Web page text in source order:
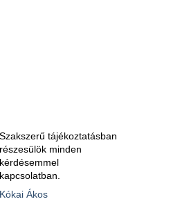
Szakszerű tájékoztatásban
részesülök minden
kérdésemmel
kapcsolatban.
Kókai Ákos